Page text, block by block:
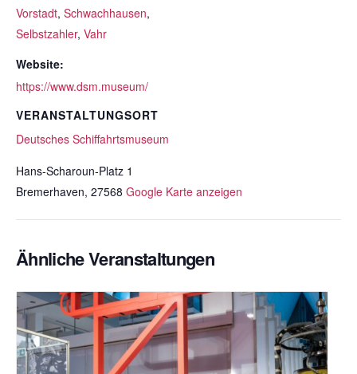
Vorstadt, Schwachhausen,
Selbstzahler, Vahr
Website:
https://www.dsm.museum/
VERANSTALTUNGSORT
Deutsches Schiffahrtsmuseum
Hans-Scharoun-Platz 1
Bremerhaven, 27568 Google Karte anzeigen
Ähnliche Veranstaltungen